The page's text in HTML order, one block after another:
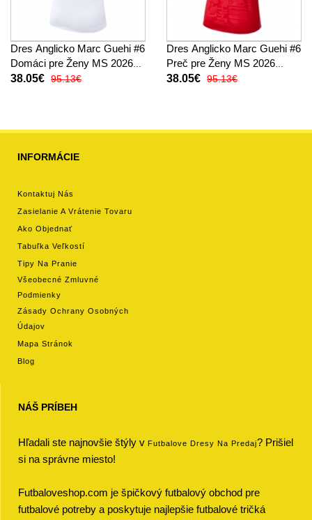
Dres Anglicko Marc Guehi #6
Domáci pre Ženy MS 2026
Krátky Rukáv
38.05€ 95.13€
Dres Anglicko Marc Guehi #6
Preč pre Ženy MS 2026
Krátky Rukáv
38.05€ 95.13€
INFORMÁCIE
Kontaktuj Nás
Zasielanie A Vrátenie Tovaru
Ako Objednať
Tabuľka Veľkostí
Tipy Na Pranie
Všeobecné Zmluvné
Podmienky
Zásady Ochrany Osobných
Údajov
Mapa Stránok
Blog
NÁŠ PRÍBEH
Hľadali ste najnovšie štýly v Futbalove Dresy Na Predaj? Prišiel
si na správne miesto!
Futbaloveshop.com je špičkový futbalový obchod pre
futbalové potreby a poskytuje najlepšie futbalové tričká